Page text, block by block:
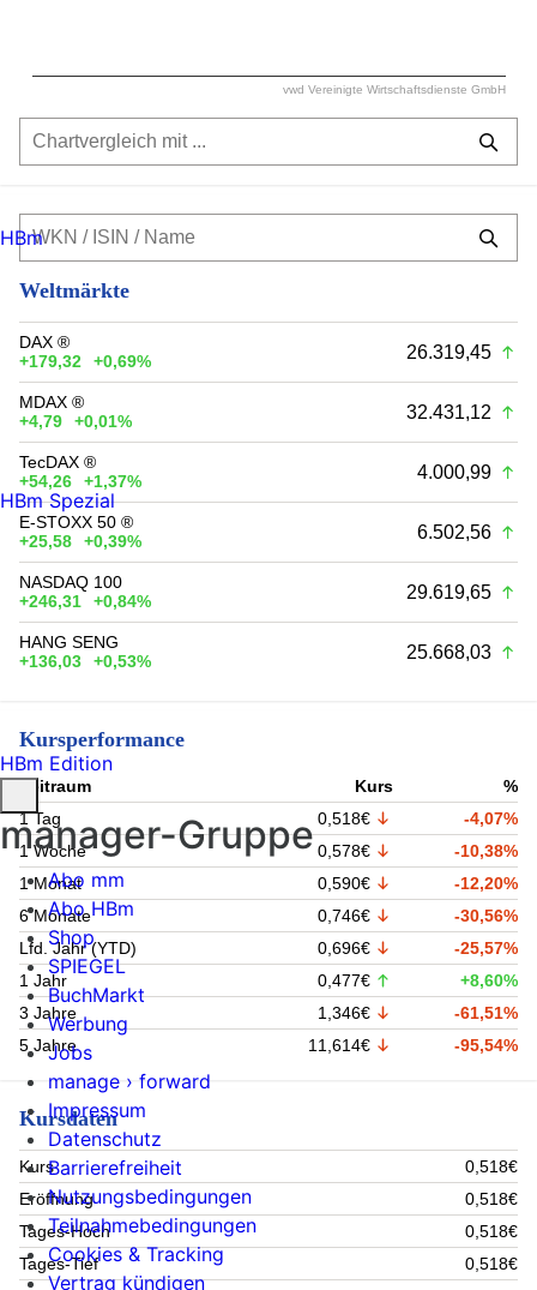
vwd Vereinigte Wirtschaftsdienste GmbH
Weltmärkte
DAX ®
+179,32
+0,69% 26.319,45
MDAX ®
+4,79
+0,01% 32.431,12
TecDAX ®
+54,26
+1,37% 4.000,99
E-STOXX 50 ®
+25,58
+0,39% 6.502,56
NASDAQ 100
+246,31
+0,84% 29.619,65
HANG SENG
+136,03
+0,53% 25.668,03
Kursperformance
Zeitraum Kurs
%
1 Tag
0,518€
-4,07%
1 Woche
0,578€
-10,38%
1 Monat
0,590€
-12,20%
6 Monate
0,746€
-30,56%
Lfd. Jahr (YTD)
0,696€
-25,57%
1 Jahr
0,477€
+8,60%
3 Jahre
1,346€
-61,51%
5 Jahre
11,614€ -95,54%
Kursdaten
Kurs
0,518€
Eröffnung
0,518€
Tages-Hoch
0,518€
Tages-Tief
0,518€
HBm
HBm Spezial
HBm Edition
manager-Gruppe
Abo mm
Abo HBm
Shop
SPIEGEL
BuchMarkt
Werbung
Jobs
manage › forward
Impressum
Datenschutz
Barrierefreiheit
Nutzungsbedingungen
Teilnahmebedingungen
Cookies & Tracking
Vertrag kündigen